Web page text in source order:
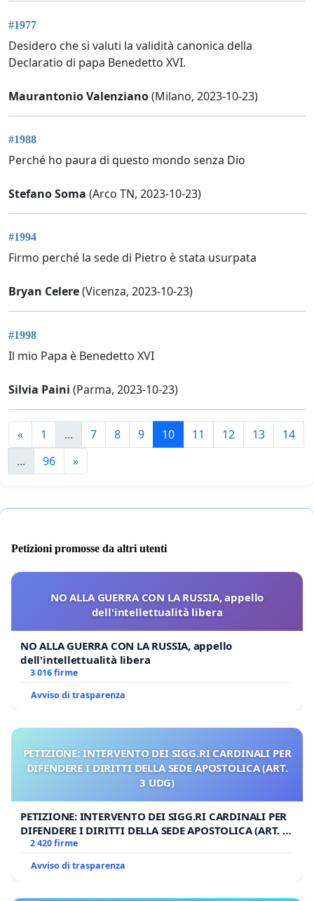
#1977
Desidero che si valuti la validità canonica della
Declaratio di papa Benedetto XVI.
Maurantonio Valenziano(Milano, 2023-10-23)
#1988
Perché ho paura di questo mondo senza Dio
Stefano Soma (Arco TN, 2023-10-23)
#1994
Firmo perché la sede di Pietro è stata usurpata
Bryan Celere(Vicenza, 2023-10-23)
#1998
Il mio Papa è Benedetto XVI
Silvia Paini (Parma, 2023-10-23)
« 1 ... 7 8 9 10 11 12 13
14
...
96 »
Petizioni promosse da altri utenti
NO ALLA GUERRA CON LA RUSSIA, appello
dell'intellettualità libera
NO ALLA GUERRA CON LA RUSSIA, appello
dell'intellettualità libera
3 016 firme
Avviso di trasparenza
PETIZIONE: INTERVENTO DEI SIGG.RI CARDINALI PER
DIFENDERE I DIRITTI DELLA SEDE APOSTOLICA (ART.
3 UDG)
PETIZIONE: INTERVENTO DEI SIGG.RI CARDINALI PER
DIFENDERE I DIRITTI DELLA SEDE APOSTOLICA (ART. 3
UDG)
2 420 firme
Avviso di trasparenza